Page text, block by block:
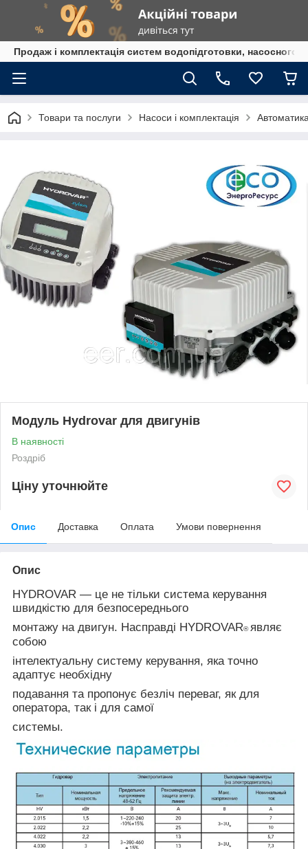
Продаж і комплектація систем водопідготовки, насосного
Товари та послуги Насоси і комплектація
Модуль Hydrovar для двигунів
В наявності
Роздріб
Ціну уточнюйте
Опис Доставка Оплата Умови повернення
Опис
HYDROVAR — це не тільки система керування
швидкістю для безпосереднього
монтажу на двигун. Насправді HYDROVAR® являє
собою
інтелектуальну систему керування, яка точно
адаптує необхідну
подавання та пропонує безліч переваг, як для
оператора, так і для самої
системы.